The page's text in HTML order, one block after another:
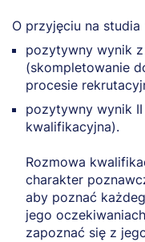
O przyjęciu na studia
pozytywny wynik
(skompletowanie
procesie
pozytywny wynik
kwalifikacyjna).
Rozmowa
charakter
aby poznać
jego
zapoznać się z